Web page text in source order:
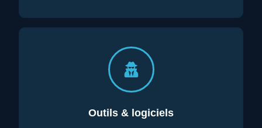
Outils & logiciels